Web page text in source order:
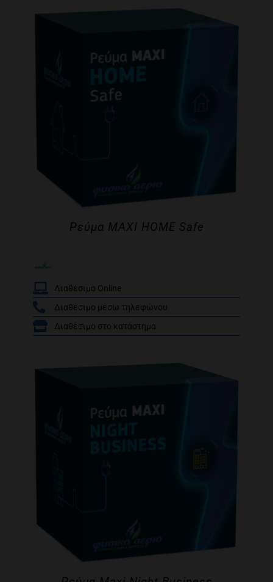
/
Ρεύμα MAXI HOME Safe
Διαθέσιμο Online
Διαθέσιμο μέσω τηλεφώνου
Διαθέσιμο στο κατάστημα